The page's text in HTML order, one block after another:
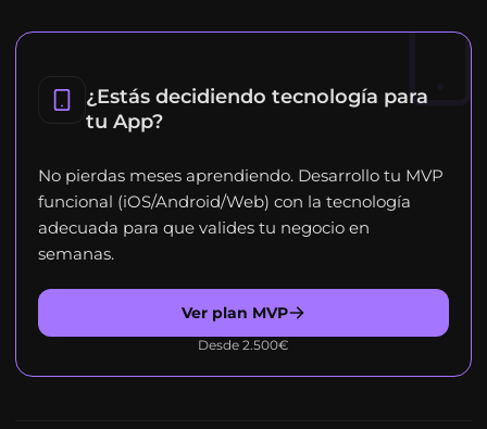
¿Estás decidiendo tecnología para
tu App?
No pierdas meses aprendiendo. Desarrollo tu MVP
funcional (iOS/Android/Web) con la tecnología
adecuada para que valides tu negocio en
semanas.
Ver plan MVP
Desde 2.500€